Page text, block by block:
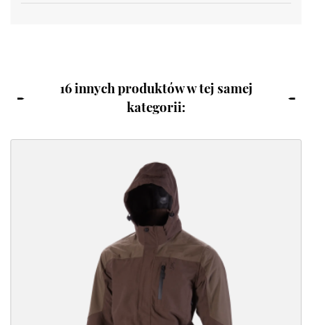
16 innych produktów w tej samej
kategorii: